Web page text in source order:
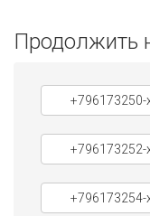
Продолжить
+796173250-
+796173252-
+796173254-